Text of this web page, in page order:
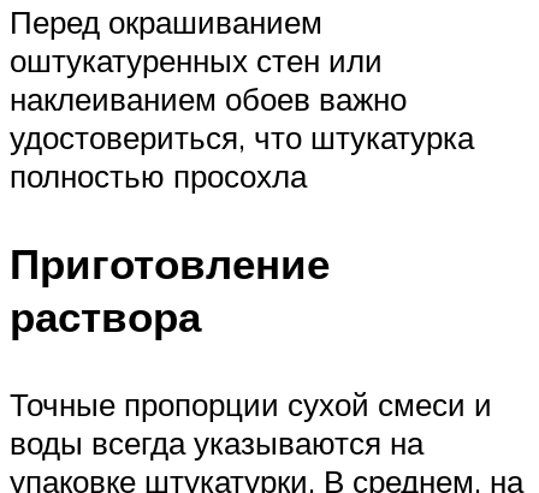
Перед окрашиванием
оштукатуренных стен или
наклеиванием обоев важно
удостовериться, что штукатурка
полностью просохла
Приготовление
раствора
Точные пропорции сухой смеси и
воды всегда указываются на
упаковке штукатурки. В среднем, на